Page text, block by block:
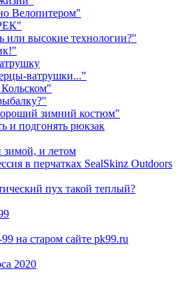
Велопитером"
или высокие технологии?"
ватрушки..."
зимний костюм"
и подгонять рюкзак
зимой, и летом
в перчатках SealSkinz Outdoors
пух такой теплый?
на старом сайте pk99.ru
2020